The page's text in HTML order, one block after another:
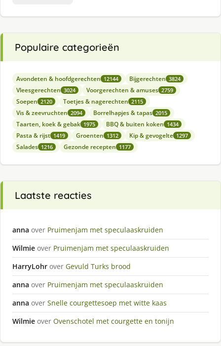
Populaire categorieën
Avondeten & hoofdgerechten 12144 Bijgerechten 3824
Vleesgerechten 3024 Voorgerechten & amuses 2759
Soepen 2120 Toetjes & nagerechten 2115
Vis & zeevruchten 2094 Borrelhapjes & tapas 2015
Taarten, koek & gebak 1975 BBQ & buiten koken 1434
Pasta & rijst 1419 Groenten 1312 Kip & gevogelte 1297
Salades 1216 Gezonde recepten 1177
Laatste reacties
anna over Pruimenjam met speculaaskruiden
Wilmie over Pruimenjam met speculaaskruiden
HarryLohr over Gevuld Turks brood
anna over Pruimenjam met speculaaskruiden
anna over Snelle courgettesoep met witte kaas
Wilmie over Ovenschotel met courgette en tonijn